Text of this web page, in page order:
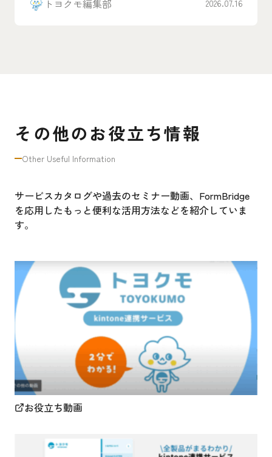
トヨクモ編集部 2026.07.16
その他のお役立ち情報
Other Useful Information
サービスカタログや過去のセミナー動画、FormBridge
を応用したもっと便利な活用方法などを紹介していま
す。
お役立ち動画